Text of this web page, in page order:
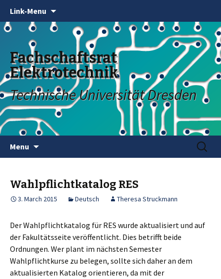
Link-Menu
Fachschaftsrat
Elektrotechnik
Technische Universität Dresden
Menu
Search
for:
Wahlpflichtkatalog RES
3. March 2015 Deutsch Theresa Struckmann
Der Wahlpflichtkatalog für RES wurde aktualisiert und auf
der Fakultätsseite veröffentlicht. Dies betrifft beide
Ordnungen. Wer plant im nächsten Semester
Wahlpflichtkurse zu belegen, sollte sich daher an dem
aktualisierten Katalog orientieren, da mit der